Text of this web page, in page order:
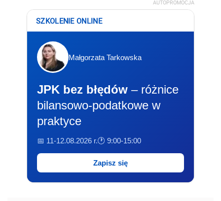
AUTOPROMOCJA
SZKOLENIE ONLINE
Małgorzata Tarkowska
JPK bez błędów – różnice
bilansowo-podatkowe w
praktyce
📅 11-12.08.2026 r.🕐 9:00-15:00
Zapisz się